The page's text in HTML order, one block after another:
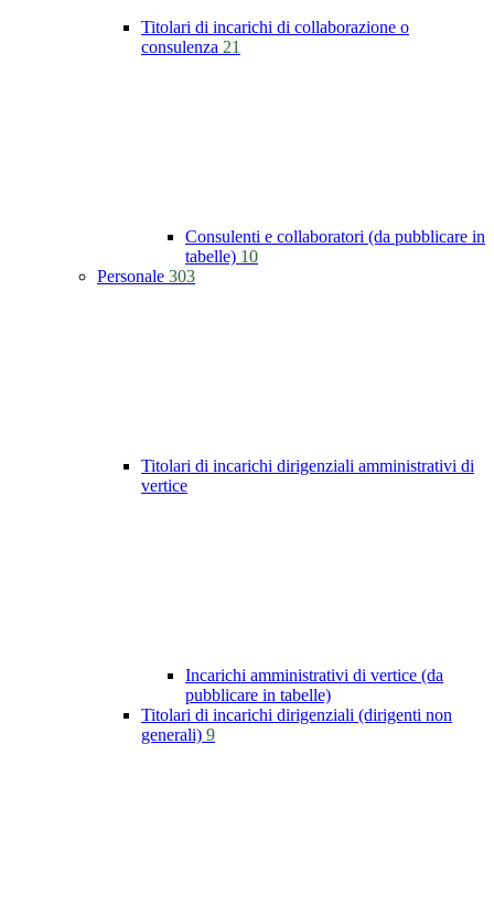
Titolari di incarichi di collaborazione o
consulenza 21
Consulenti e collaboratori (da pubblicare in
tabelle) 10
Personale 303
Titolari di incarichi dirigenziali amministrativi di
vertice
Incarichi amministrativi di vertice (da
pubblicare in tabelle)
Titolari di incarichi dirigenziali (dirigenti non
generali) 9